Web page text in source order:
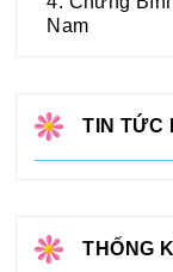
Nam
TIN TỨC
THỐNG